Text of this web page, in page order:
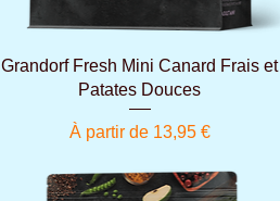
Aperçu rapide
Grandorf Fresh Mini Canard Frais et
Patates Douces
À partir de 13,95 €
Prix promotionnel